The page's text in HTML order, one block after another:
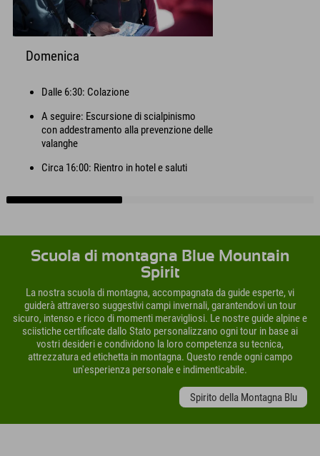
Domenica
Dalle 6:30: Colazione
A seguire: Escursione di scialpinismo
con addestramento alla prevenzione delle
valanghe
Circa 16:00: Rientro in hotel e saluti
Scuola di montagna Blue Mountain
Spirit
La nostra scuola di montagna, accompagnata da guide esperte, vi
guiderà attraverso suggestivi campi invernali, garantendovi un tour
sicuro, intenso e ricco di momenti meravigliosi. Le nostre guide alpine e
sciistiche certificate dallo Stato personalizzano ogni tour in base ai
vostri desideri e condividono la loro competenza su tecnica,
attrezzatura ed etichetta in montagna. Questo rende ogni campo
un'esperienza personale e indimenticabile.
Spirito della Montagna Blu